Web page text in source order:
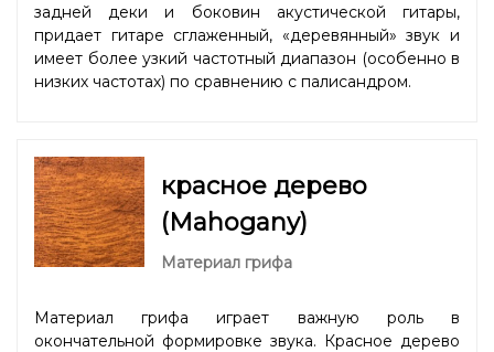
задней деки и боковин акустической гитары,
придает гитаре сглаженный, «деревянный» звук и
имеет более узкий частотный диапазон (особенно в
низких частотах) по сравнению с палисандром.
красное дерево
(Mahogany)
Материал грифа
Материал грифа играет важную роль в
окончательной формировке звука. Красное дерево